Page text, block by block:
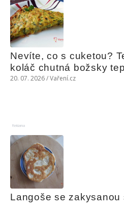
Nevíte, co s cuketou?
koláč chutná božsky
20. 07. 2026 / Vaření.cz
Reklama
Langoše se zakysanou